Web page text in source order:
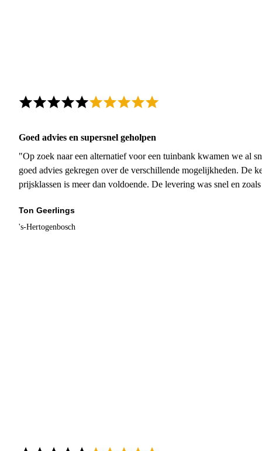
Goed advies en supersnel geholpen
"Op zoek naar een alternatief voor een tuinbank kwamen we al
goed advies gekregen over de verschillende mogelijkheden. De
prijsklassen is meer dan voldoende. De levering was snel en
Ton Geerlings
's-Hertogenbosch